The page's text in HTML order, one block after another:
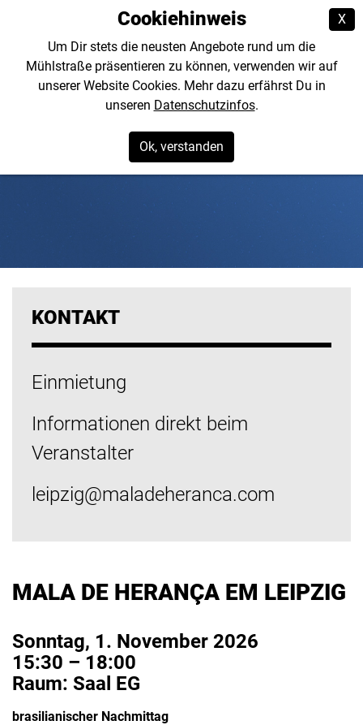
Cookiehinweis
Um Dir stets die neusten Angebote rund um die
Mühlstraße präsentieren zu können, verwenden wir auf
unserer Website Cookies. Mehr dazu erfährst Du in
unseren Datenschutzinfos.
Ok, verstanden
X
KONTAKT
Einmietung
Informationen direkt beim
Veranstalter
leipzig@maladeheranca.com
MALA DE HERANÇA EM LEIPZIG
Sonntag, 1. November 2026
15:30 – 18:00
Raum: Saal EG
brasilianischer Nachmittag